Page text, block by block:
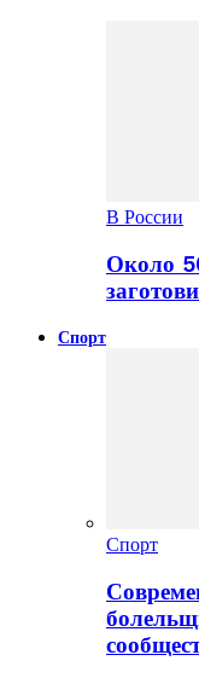
В России
Около
Спорт
Спорт